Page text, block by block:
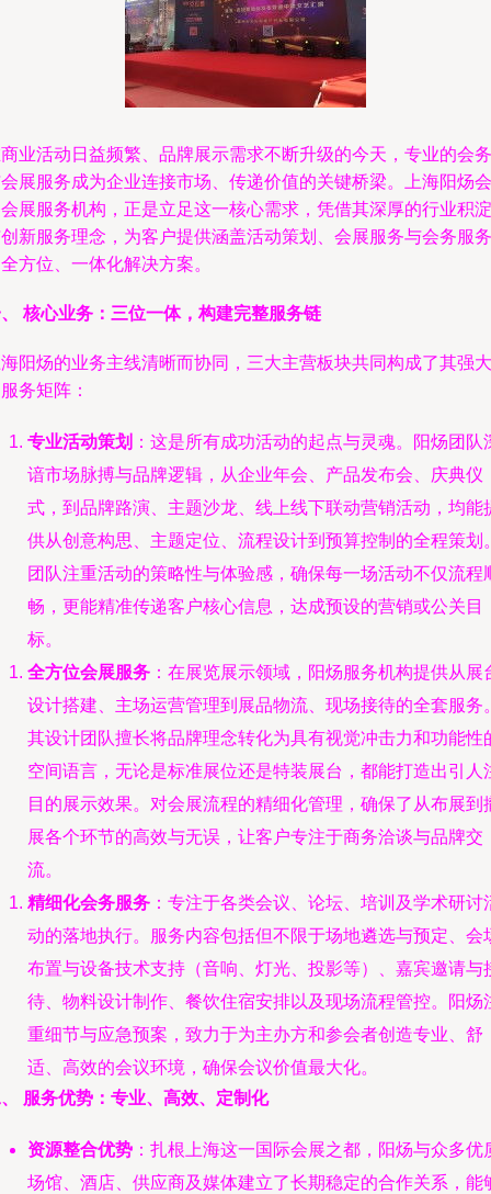
业活动日益频繁、品牌展示需求不断升级的今天，专业的会务
展服务成为企业连接市场、传递价值的关键桥梁。上海阳炀会
展服务机构，正是立足这一核心需求，凭借其深厚的行业积淀
新服务理念，为客户提供涵盖活动策划、会展服务与会务服务
方位、一体化解决方案。
核心业务：三位一体，构建完整服务链
阳炀的业务主线清晰而协同，三大主营板块共同构成了其强大
务矩阵：
专业活动策划 ：这是所有成功活动的起点与灵魂。阳炀团队
谙市场脉搏与品牌逻辑，从企业年会、产品发布会、庆典仪
式，到品牌路演、主题沙龙、线上线下联动营销活动，均能
供从创意构思、主题定位、流程设计到预算控制的全程策划
团队注重活动的策略性与体验感，确保每一场活动不仅流程
畅，更能精准传递客户核心信息，达成预设的营销或公关目
标。
全方位会展服务 ：在展览展示领域，阳炀服务机构提供从展
设计搭建、主场运营管理到展品物流、现场接待的全套服务
其设计团队擅长将品牌理念转化为具有视觉冲击力和功能性
空间语言，无论是标准展位还是特装展台，都能打造出引人
目的展示效果。对会展流程的精细化管理，确保了从布展到
展各个环节的高效与无误，让客户专注于商务洽谈与品牌交
流。
精细化会务服务 ：专注于各类会议、论坛、培训及学术研讨
动的落地执行。服务内容包括但不限于场地遴选与预定、会
布置与设备技术支持（音响、灯光、投影等）、嘉宾邀请与
待、物料设计制作、餐饮住宿安排以及现场流程管控。阳炀
重细节与应急预案，致力于为主办方和参会者创造专业、舒
适、高效的会议环境，确保会议价值最大化。
服务优势：专业、高效、定制化
资源整合优势 ：扎根上海这一国际会展之都，阳炀与众多优
场馆、酒店、供应商及媒体建立了长期稳定的合作关系，能